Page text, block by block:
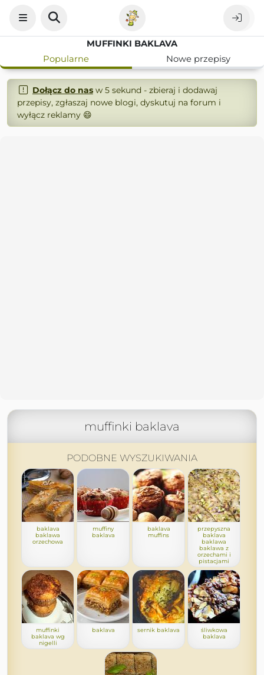
MUFFINKI BAKLAVA
Popularne
Nowe przepisy
Dołącz do nasw 5 sekund - zbieraj i dodawaj
przepisy, zgłaszaj nowe blogi, dyskutuj na forum i
wyłącz reklamy 😄
muffinki baklava
PODOBNE WYSZUKIWANIA
baklava
baklawa
orzechowa
muffiny
baklava
baklava
muffins
przepyszna
baklava
baklawa
baklawa z
orzechami i
pistacjami
muffinki
baklava wg
nigelli
baklava sernik baklava
śliwkowa
baklava